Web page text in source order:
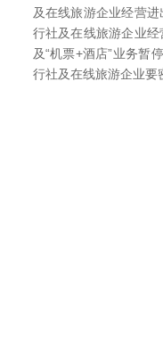
及在线旅游企业经营
行社及在线旅游企业
及“机票+酒店”业务暂
行社及在线旅游企业要